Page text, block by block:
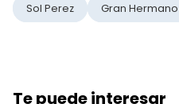
Sol Perez Gran Hermano